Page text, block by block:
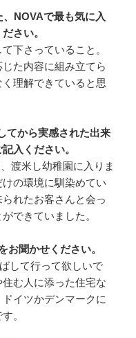
NOVAで最も気に入
さい。
下さっていること。
た内容に組み立てら
理解できていると思
てから実感された出来
入ください。
渡米し幼稚園に入りま
の環境に馴染めてい
れたお客さんと会っ
できていました。
お聞かせください。
して行って欲しいで
む人に添った住宅な
イツかデンマークに
。